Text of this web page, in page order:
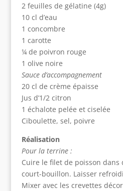
2 feuilles de gélatine (4g)
10 cl d’eau
1 concombre
1 carotte
¼ de poivron rouge
1 olive noire
Sauce d’accompagnement
20 cl de crème épaisse
Jus d’1/2 citron
1 échalote pelée et ciselée
Ciboulette, sel, poivre
Réalisation
Pour la terrine :
Cuire le filet de poisson dans
court-bouillon. Laisser
Mixer avec les crevettes